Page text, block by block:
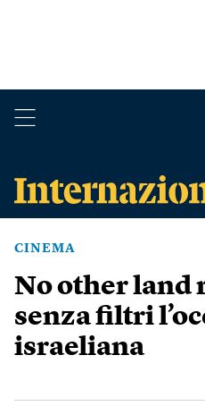
CINEMA
No other land
senza filtri
israeliana